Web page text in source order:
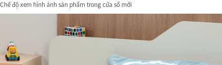
Chế độ xem hình ảnh sản phẩm trong cửa sổ mới